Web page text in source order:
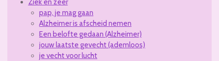
Ziek en zeer
pap, je mag gaan
Alzheimer is afscheid nemen
Een belofte gedaan (Alzheimer)
jouw laatste gevecht (ademloos)
je vecht voor lucht